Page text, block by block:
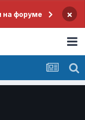
на форуме ×